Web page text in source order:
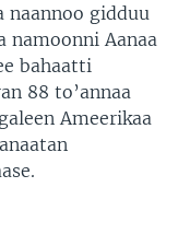
naannoo gidduu
namoonni Aanaa
bahaatti
88 to’annaa
Ameerikaa